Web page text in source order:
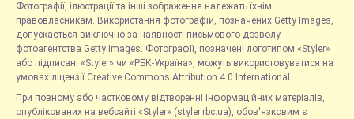
Фотографії, ілюстрації та інші зображення належать їхнім
правовласникам. Використання фотографій, позначених Getty Images,
допускається виключно за наявності письмового дозволу
фотоагентства Getty Images. Фотографії, позначені логотипом «Styler»
або підписані «Styler» чи «РБК-Україна», можуть використовуватися на
умовах ліцензії Creative Commons Attribution 4.0 International.
При повному або частковому відтворенні інформаційних матеріалів,
опублікованих на вебсайті «Styler» (styler.rbc.ua), обов'язковим є